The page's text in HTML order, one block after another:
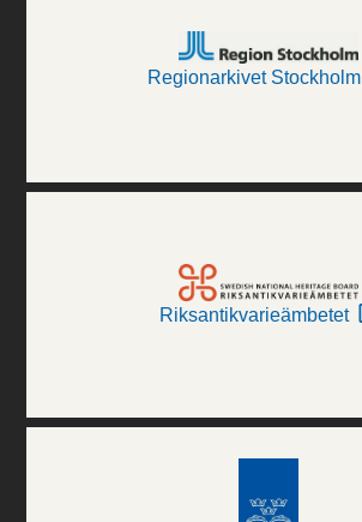
Regionarkivet Stockholm
Riksantikvarieämbetet